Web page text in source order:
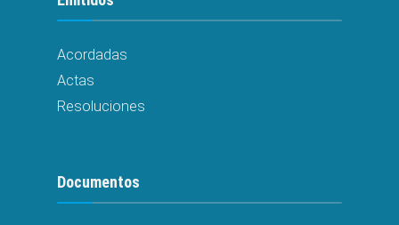
Acordadas
Actas
Resoluciones
Documentos